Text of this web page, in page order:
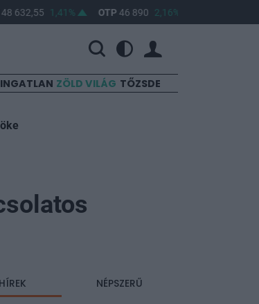
1,41% OTP 46 890 2,16%
INGATLAN ZÖLD VILÁG TŐZSDE
NÉPSZERŰ